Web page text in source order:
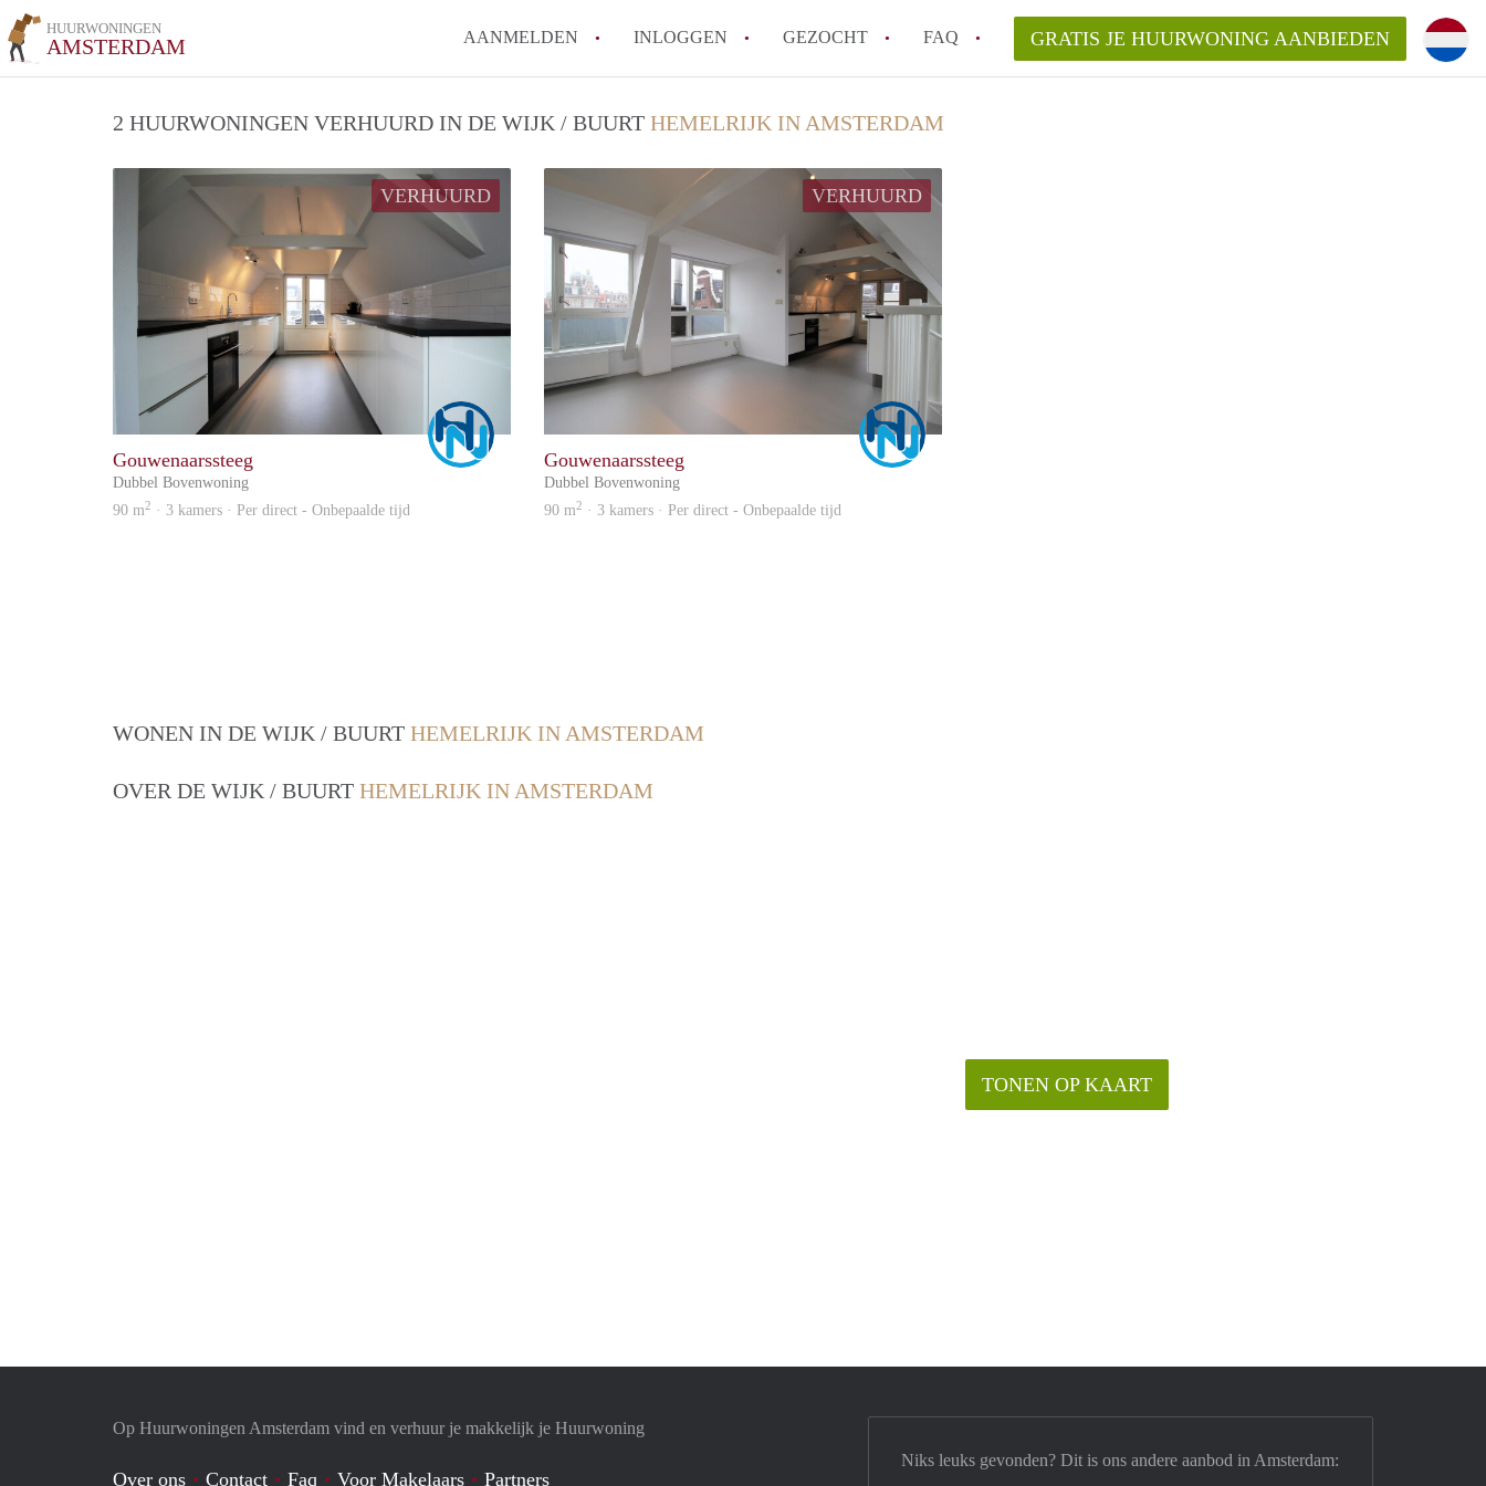
HUURWONINGEN
AMSTERDAM AANMELDEN INLOGGEN GEZOCHT FAQ
Wat is het verschil tussen sociale huur en vrije sector in Amsterdam?
Heb ik recht op huurtoeslag in Amsterdam?
Hoe vind ik snel een huurwoning in Amsterdam?
Wat is een normale huurprijs voor een studio of appartement in Amsterdam?
Alle veelgestelde vragen
GRATIS JE HUURWONING AANBIEDEN
2 HUURWONINGEN VERHUURD IN DE WIJK / BUURT HEMELRIJK IN AMSTERDAM
VERHUURD
Gouwenaarssteeg
Dubbel Bovenwoning
90 m2 · 3 kamers · Per direct - Onbepaalde tijd
VERHUURD
Marco
Gouwenaarssteeg
Dubbel Bovenwoning
90 m2 · 3 kamers · Per direct - Onbepaalde tijd
WONEN IN DE WIJK / BUURT HEMELRIJK IN AMSTERDAM
OVER DE WIJK / BUURT HEMELRIJK IN AMSTERDAM
TONEN OP KAART
Op Huurwoningen Amsterdam vind en verhuur je makkelijk je Huurwoning
Over ons Contact Faq Voor Makelaars Partners
Niks leuks gevonden? Dit is ons andere aanbod in Amsterdam: